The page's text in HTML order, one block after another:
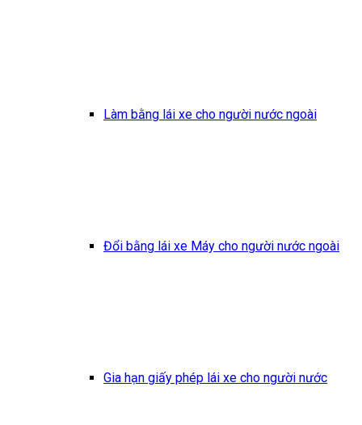
Làm bằng lái xe cho người nước ngoài
Đổi bằng lái xe Máy cho người nước ngoài
Gia hạn giấy phép lái xe cho người nước